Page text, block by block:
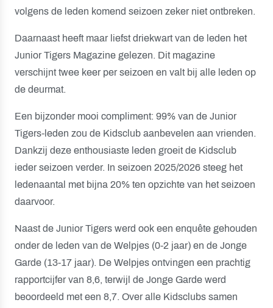
volgens de leden komend seizoen zeker niet ontbreken.
Daarnaast heeft maar liefst driekwart van de leden het
Junior Tigers Magazine gelezen. Dit magazine
verschijnt twee keer per seizoen en valt bij alle leden op
de deurmat.
Een bijzonder mooi compliment: 99% van de Junior
Tigers-leden zou de Kidsclub aanbevelen aan vrienden.
Dankzij deze enthousiaste leden groeit de Kidsclub
ieder seizoen verder. In seizoen 2025/2026 steeg het
ledenaantal met bijna 20% ten opzichte van het seizoen
daarvoor.
Naast de Junior Tigers werd ook een enquête gehouden
onder de leden van de Welpjes (0-2 jaar) en de Jonge
Garde (13-17 jaar). De Welpjes ontvingen een prachtig
rapportcijfer van 8,6, terwijl de Jonge Garde werd
beoordeeld met een 8,7. Over alle Kidsclubs samen